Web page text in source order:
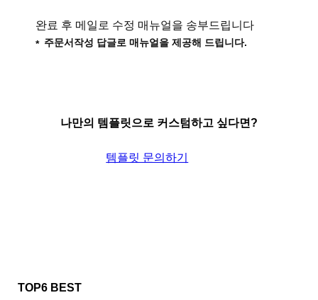
완료 후 메일로 수정 매뉴얼을 송부드립니다
주문서작성 답글로 매뉴얼을 제공해 드립니다.
나만의 템플릿으로 커스텀하고 싶다면?
템플릿 문의하기
TOP6 BEST